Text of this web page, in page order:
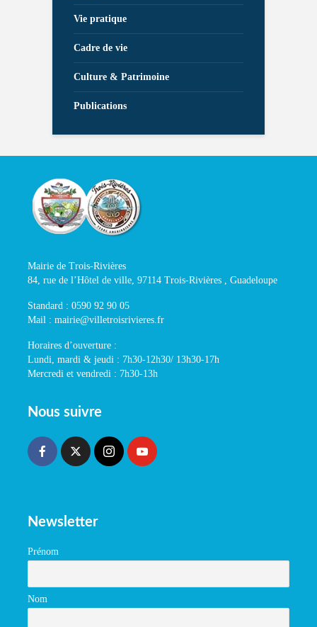
Vie pratique
Cadre de vie
Culture & Patrimoine
Publications
Mairie de Trois-Rivières
84, rue de l’Hôtel de ville, 97114 Trois-Rivières , Guadeloupe
Standard : 0590 92 90 05
Mail : mairie@villetroisrivieres.fr
Horaires d’ouverture :
Lundi, mardi & jeudi : 7h30-12h30/ 13h30-17h
Mercredi et vendredi : 7h30-13h
Nous suivre
Newsletter
Prénom
Nom